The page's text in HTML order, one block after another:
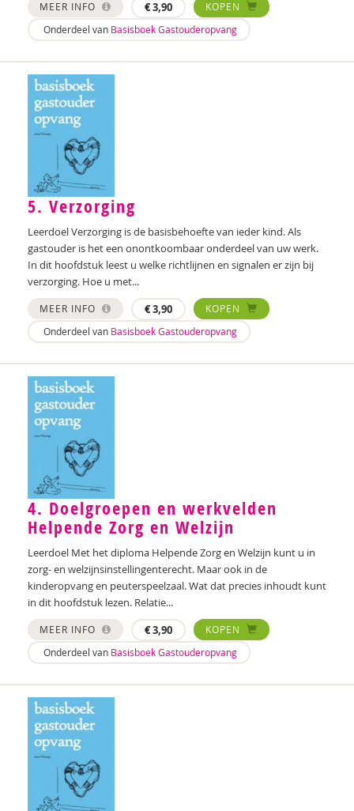
Rosa Suikers
Matthieu Vandendriessche
Veerle Vervaet
Su'en Verweij
Anke Wagenaar
Tamara Wally
Simon Wemel
MEER INFO €3,90
KOPEN
Onderdeel van Basisboek Gastouderopvang
5. Verzorging
Leerdoel Verzorging is de basisbehoefte van ieder kind. Als
gastouder is het een onontkoombaar onderdeel van uw werk.
In dit hoofdstuk leest u welke richtlijnen en signalen er zijn bij
verzorging. Hoe u met...
MEER INFO €3,90
KOPEN
Onderdeel van Basisboek Gastouderopvang
4. Doelgroepen en werkvelden
Helpende Zorg en Welzijn
Leerdoel Met het diploma Helpende Zorg en Welzijn kunt u in
zorg- en welzijnsinstellingenterecht. Maar ook in de
kinderopvang en peuterspeelzaal. Wat dat precies inhoudt kunt
in dit hoofdstuk lezen. Relatie...
MEER INFO €3,90
KOPEN
Onderdeel van Basisboek Gastouderopvang